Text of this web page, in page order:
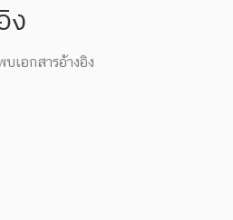
ง
บเอกสารอ้างอิง